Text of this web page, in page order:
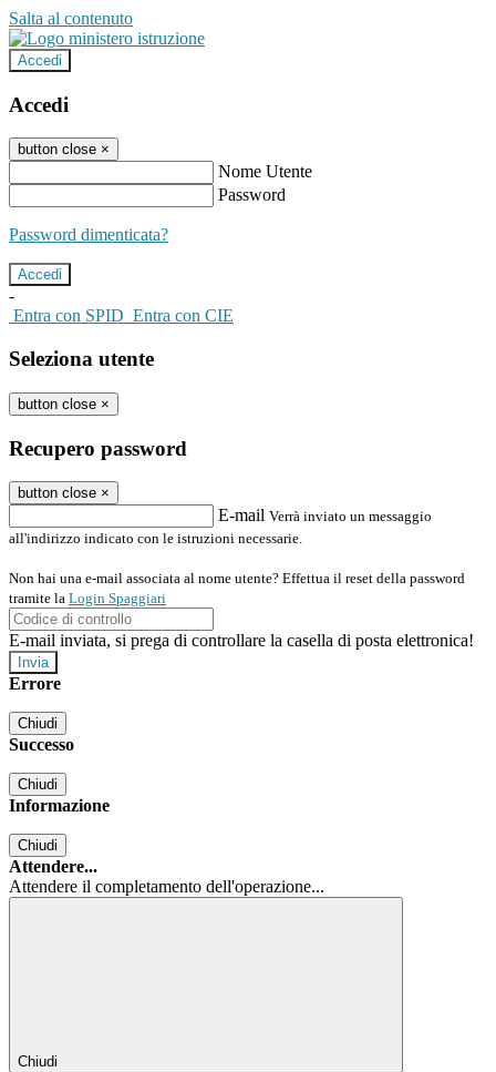
Salta al contenuto
Accedi
Accedi
button close ×
Nome Utente
Password
Password dimenticata?
-
Entra con SPID Entra con CIE
Seleziona utente
button close ×
Recupero password
button close ×
E-mail Verrà inviato un messaggio
all'indirizzo indicato con le istruzioni necessarie.
Non hai una e-mail associata al nome utente? Effettua il reset della password
tramite la Login Spaggiari
E-mail inviata, si prega di controllare la casella di posta elettronica!
Errore
Chiudi
Successo
Chiudi
Informazione
Chiudi
Attendere...
Attendere il completamento dell'operazione...
Chiudi